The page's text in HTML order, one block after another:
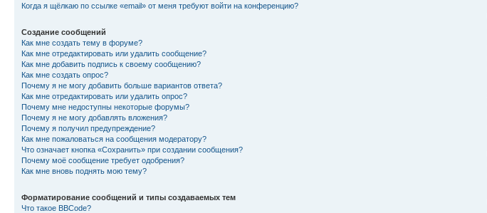
Когда я щёлкаю по ссылке «email» от меня требуют войти на конференцию?
Создание сообщений
Как мне создать тему в форуме?
Как мне отредактировать или удалить сообщение?
Как мне добавить подпись к своему сообщению?
Как мне создать опрос?
Почему я не могу добавить больше вариантов ответа?
Как мне отредактировать или удалить опрос?
Почему мне недоступны некоторые форумы?
Почему я не могу добавлять вложения?
Почему я получил предупреждение?
Как мне пожаловаться на сообщения модератору?
Что означает кнопка «Сохранить» при создании сообщения?
Почему моё сообщение требует одобрения?
Как мне вновь поднять мою тему?
Форматирование сообщений и типы создаваемых тем
Что такое BBCode?